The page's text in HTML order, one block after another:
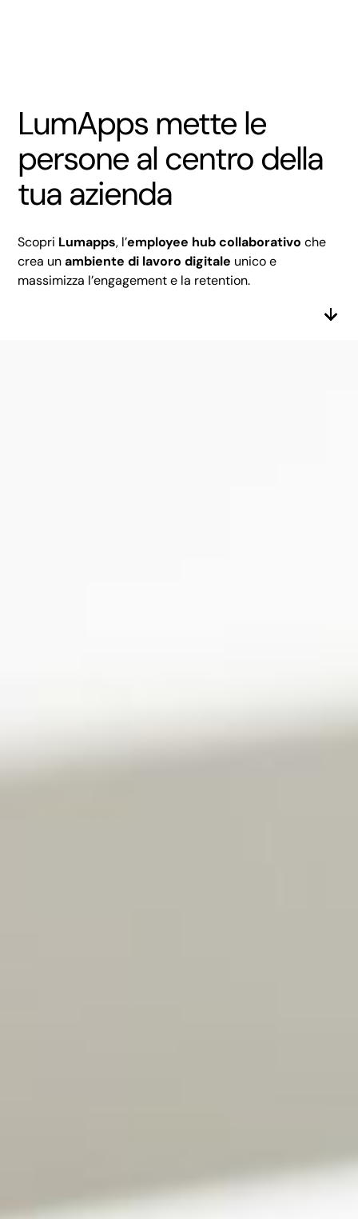
LumApps mette le
persone al centro della
tua azienda
Scopri Lumapps, l’employee hub collaborativo che
crea unambiente di lavoro digitale unico e
massimizza l’engagement e la retention.